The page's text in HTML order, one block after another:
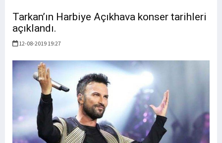
Tarkan’ın Harbiye Açıkhava konser tarihleri
açıklandı.
12-08-2019 19:27